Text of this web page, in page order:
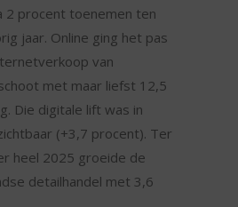
2 procent toenemen ten
jaar. Online ging het pas
van
met maar liefst 12,5
Die digitale lift was in
(+3,7 procent). Ter
heel 2025 groeide de
detailhandel met 3,6